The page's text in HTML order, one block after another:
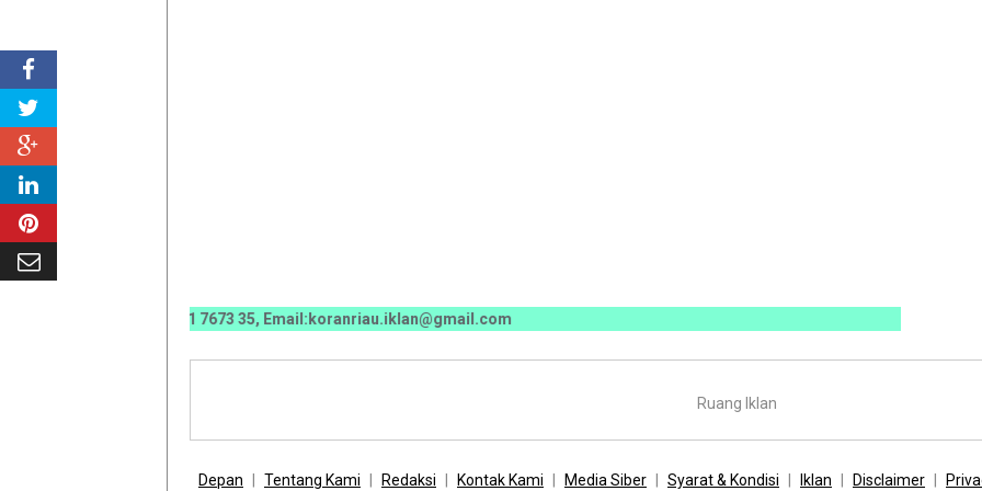
6670 0070 / 0811 7673 35, Email:koranriau.iklan@gmail.com
Ruang Iklan
Depan Tentang Kami Redaksi Kontak Kami Media Siber Syarat & Kondisi Iklan Disclaimer